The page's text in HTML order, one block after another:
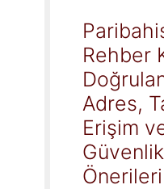
Rehber
Adres,
Erişim
Güvenlik
Önerileri